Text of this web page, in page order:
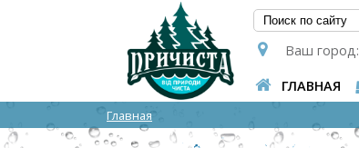
Ваш город:
ГЛАВНАЯ
Главная